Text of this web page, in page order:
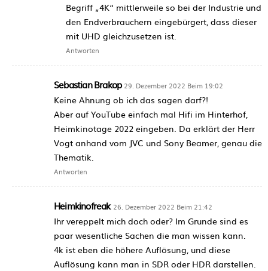
Begriff „4K“ mittlerweile so bei der Industrie und
den Endverbrauchern eingebürgert, dass dieser
mit UHD gleichzusetzen ist.
Antworten
Sebastian Brakop 29. Dezember 2022 Beim 19:02
Keine Ahnung ob ich das sagen darf?!
Aber auf YouTube einfach mal Hifi im Hinterhof,
Heimkinotage 2022 eingeben. Da erklärt der Herr
Vogt anhand vom JVC und Sony Beamer, genau die
Thematik.
Antworten
Heimkinofreak 26. Dezember 2022 Beim 21:42
Ihr vereppelt mich doch oder? Im Grunde sind es
paar wesentliche Sachen die man wissen kann.
4k ist eben die höhere Auflösung, und diese
Auflösung kann man in SDR oder HDR darstellen.